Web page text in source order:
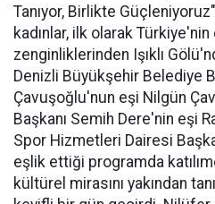
Tanıyor, Birlikte
kadınlar, ilk olarak
zenginliklerinden Işıklı
Denizli Büyükşehir Belediye
Çavuşoğlu'nun eşi Nilgün
Başkanı Semih Dere'nin eşi
Spor Hizmetleri Dairesi
eşlik ettiği programda
kültürel mirasını yakından